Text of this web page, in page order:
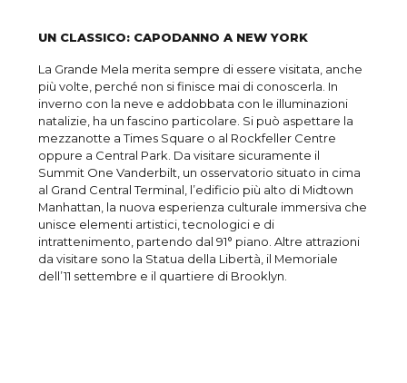
UN CLASSICO: CAPODANNO A NEW YORK
La Grande Mela merita sempre di essere visitata, anche
più volte, perché non si finisce mai di conoscerla. In
inverno con la neve e addobbata con le illuminazioni
natalizie, ha un fascino particolare. Si può aspettare la
mezzanotte a Times Square o al Rockfeller Centre
oppure a Central Park. Da visitare sicuramente il
Summit One Vanderbilt, un osservatorio situato in cima
al Grand Central Terminal, l’edificio più alto di Midtown
Manhattan, la nuova esperienza culturale immersiva che
unisce elementi artistici, tecnologici e di
intrattenimento, partendo dal 91° piano. Altre attrazioni
da visitare sono la Statua della Libertà, il Memoriale
dell’11 settembre e il quartiere di Brooklyn.